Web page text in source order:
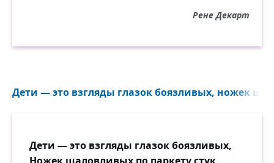
Рене Декарт
Дети — это взгляды глазок боязливых, ножек
Дети — это взгляды глазок боязливых,